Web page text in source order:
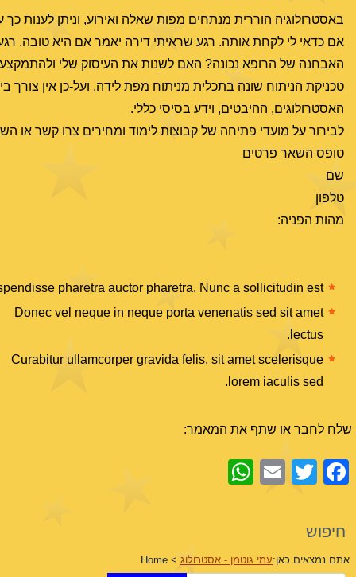
באסטרולוגיה הוררית מנתחים מפות שאלה ואירוע, וניתן לענות כך
אם כדאי לי לקחת אותה. רגע שראיתי דירה יאמר אם היא טובה.
האבחנה של הרופא נכונה? האם לשנות את העיסוק שלי ולהתמקצע
טכניקת הניתוח שונה בתכלית מניתוח מפת לידה, ועל-כן אין
האסטרולוגים, ההיבטים, וידע בסיסי כללי.
לבירור על מועדי פתיחה של קבוצות לימוד ומחירים צרו קשר או
טופס השאר פרטים
שם
טלפון
מהות הפניה:
pharetra auctor pharetra. Nunc a sollicitudin est.
Donec vel neque in neque porta venenatis sed sit amet
lectus.
Curabitur ullamcorper gravida felis, sit amet scelerisque
lorem iaculis sed.
שלח לחבר או שתף את המאמר:
Facebook
Twitter
Email
חיפוש
אתם נמצאים כאן:עמי גוטמן - אסטרולוג >
Home